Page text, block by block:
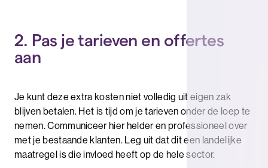
2. Pas je tarieven en offertes
aan
Je kunt deze extra kosten niet volledig uit eigen zak
blijven betalen. Het is tijd om je tarieven onder de loep te
nemen. Communiceer hier helder en professioneel over
met je bestaande klanten. Leg uit dat dit een landelijke
maatregel is die invloed heeft op de hele sector.